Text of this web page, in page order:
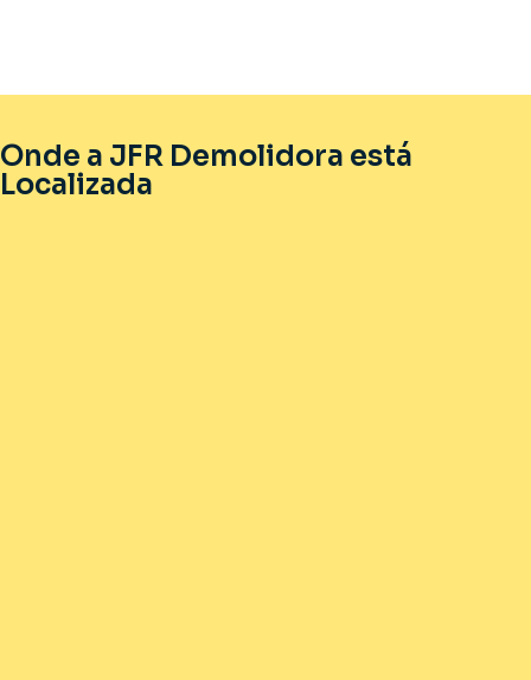
Onde a JFR Demolidora está
Localizada